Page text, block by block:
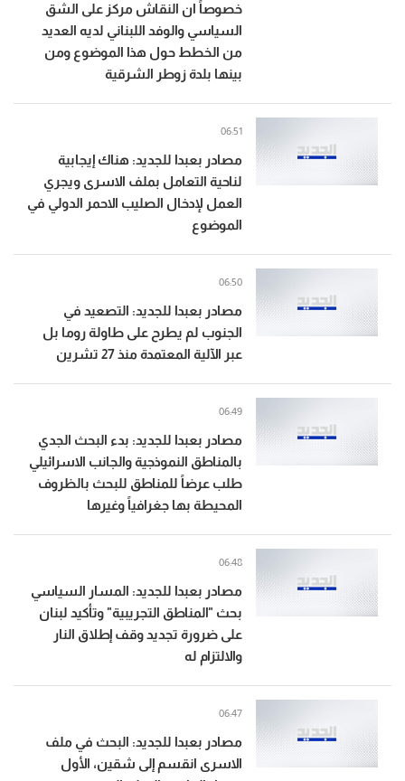
خصوصاً ان النقاش مركز على الشق
السياسي والوفد اللبناني لديه العديد
من الخطط حول هذا الموضوع ومن
بينها بلدة زوطر الشرقية
مصادر بعبدا للجديد: هناك إيجابية
لناحية التعامل بملف الاسرى ويجري
العمل لإدخال الصليب الاحمر الدولي في
الموضوع
06:51
مصادر بعبدا للجديد: التصعيد في
الجنوب لم يطرح على طاولة روما بل
عبر الآلية المعتمدة منذ 27 تشرين
06:50
مصادر بعبدا للجديد: بدء البحث الجدي
بالمناطق النموذجية والجانب الاسرائيلي
طلب عرضاً للمناطق للبحث بالظروف
المحيطة بها جغرافياً وغيرها
06:49
مصادر بعبدا للجديد: المسار السياسي
بحث "المناطق التجريبية" وتأكيد لبنان
على ضرورة تجديد وقف إطلاق النار
والالتزام له
06:48
مصادر بعبدا للجديد: البحث في ملف
الاسرى انقسم إلى شقين، الأول
06:47